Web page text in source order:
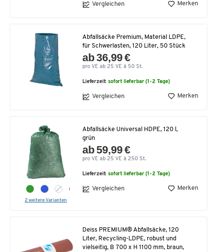
Vergleichen Merken
Abfallsäcke Premium, Material LDPE,
für Schwerlasten, 120 Liter, 50 Stück
ab 36,99 €
pro VE ab 25 VE à 50 St.
Lieferzeit:sofort lieferbar (1-2 Tage)
Vergleichen Merken
2 weitere Varianten
Abfallsäcke Universal HDPE, 120 l,
grün
ab 59,99 €
pro VE ab 25 VE à 250 St.
Lieferzeit:sofort lieferbar (1-2 Tage)
Vergleichen Merken
Deiss PREMIUM® Abfallsäcke, 120
Liter, Recycling-LDPE, robust und
vielseitig, B 700 x H 1100 mm, braun,